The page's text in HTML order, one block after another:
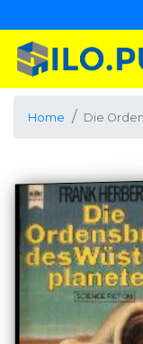
Home Die